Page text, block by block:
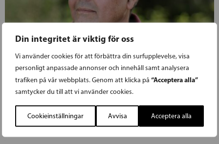
Din integritet är viktig för oss
Vi använder cookies för att förbättra din surfupplevelse, visa
personligt anpassade annonser och innehåll samt analysera
trafiken på vår webbplats. Genom att klicka på “Acceptera alla”
samtycker du till att vi använder cookies.
Cookieinställningar Avvisa Acceptera alla
30.08.2023